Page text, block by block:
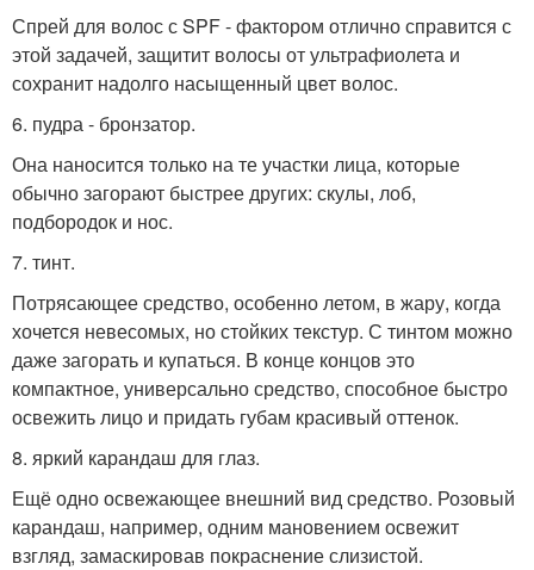
Спрей для волос с SPF - фактором отлично справится с
этой задачей, защитит волосы от ультрафиолета и
сохранит надолго насыщенный цвет волос.
6. пудра - бронзатор.
Она наносится только на те участки лица, которые
обычно загорают быстрее других: скулы, лоб,
подбородок и нос.
7. тинт.
Потрясающее средство, особенно летом, в жару, когда
хочется невесомых, но стойких текстур. С тинтом можно
даже загорать и купаться. В конце концов это
компактное, универсально средство, способное быстро
освежить лицо и придать губам красивый оттенок.
8. яркий карандаш для глаз.
Ещё одно освежающее внешний вид средство. Розовый
карандаш, например, одним мановением освежит
взгляд, замаскировав покраснение слизистой.